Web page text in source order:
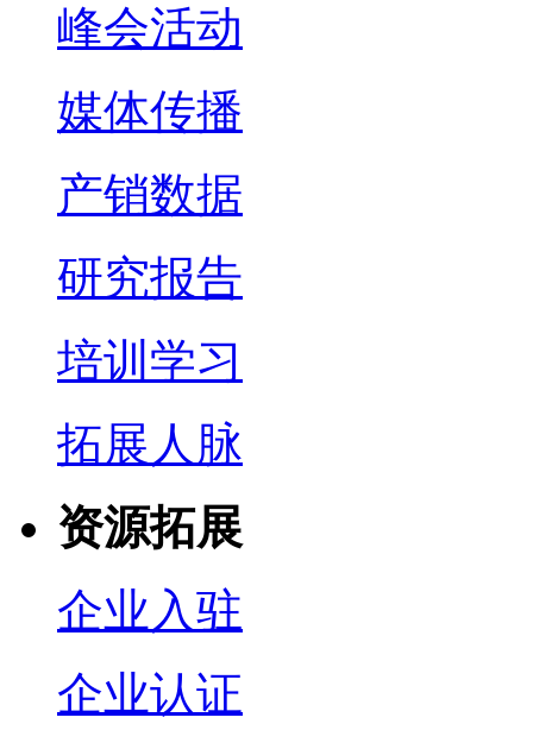
峰会活动
媒体传播
产销数据
研究报告
培训学习
拓展人脉
资源拓展
企业入驻
企业认证